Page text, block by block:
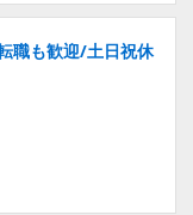
職も歓迎/土日祝休